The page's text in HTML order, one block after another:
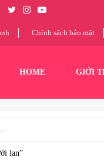
Chính sách bảo mật
HOME GIỚI
lan”